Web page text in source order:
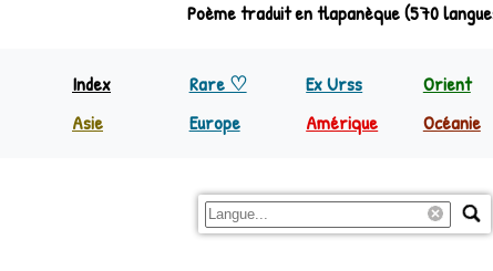
Index Rare ♡ Ex Urss Orient
Asie
Europe
Amérique
Océanie
Poème traduit en tlapanèque (570